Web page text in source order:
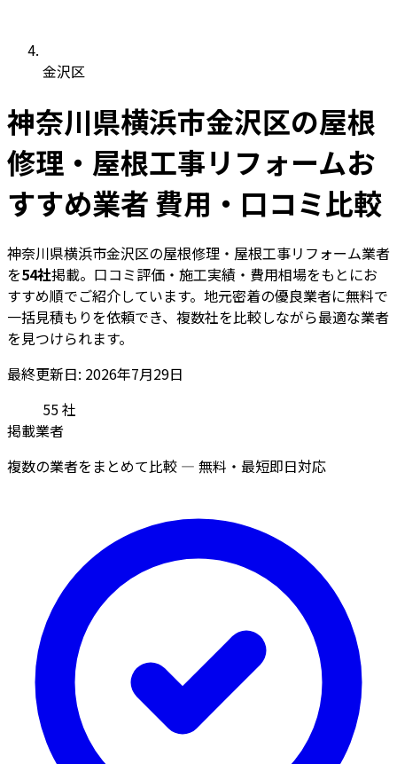
金沢区
神奈川県横浜市金沢区の屋根
修理・屋根工事リフォームお
すすめ業者 費用・口コミ比較
神奈川県横浜市金沢区の屋根修理・屋根工事リフォーム業者
を54社掲載。口コミ評価・施工実績・費用相場をもとにお
すすめ順でご紹介しています。地元密着の優良業者に無料で
一括見積もりを依頼でき、複数社を比較しながら最適な業者
を見つけられます。
最終更新日: 2026年7月29日
55社
掲載業者
複数の業者をまとめて比較 — 無料・最短即日対応